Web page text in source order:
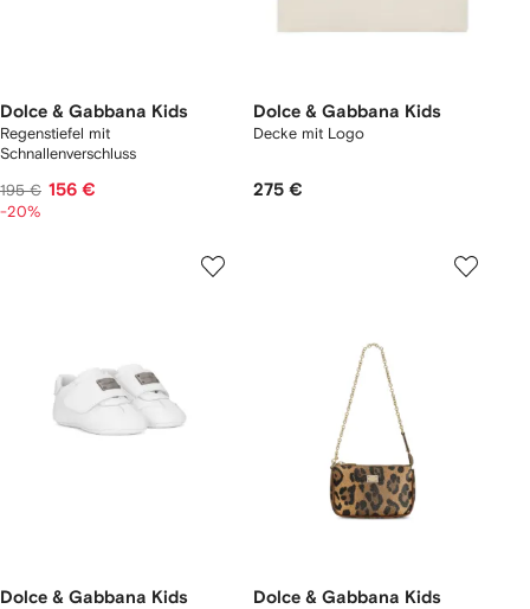
Dolce & Gabbana Kids
Regenstiefel mit
Schnallenverschluss
195 € 156 €
-20%
Dolce & Gabbana Kids
Decke mit Logo
275 €
Dolce & Gabbana Kids Dolce & Gabbana Kids